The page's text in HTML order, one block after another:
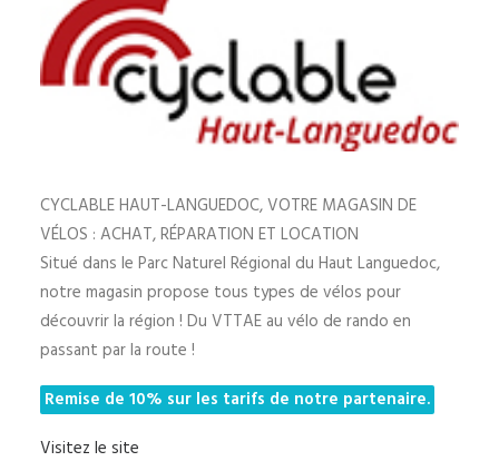
CYCLABLE HAUT-LANGUEDOC, VOTRE MAGASIN DE
VÉLOS : ACHAT, RÉPARATION ET LOCATION
Situé dans le Parc Naturel Régional du Haut Languedoc,
notre magasin propose tous types de vélos pour
découvrir la région ! Du VTTAE au vélo de rando en
passant par la route !
Remise de 10% sur les tarifs de notre partenaire.
Visitez le site